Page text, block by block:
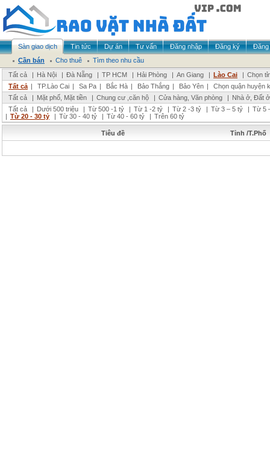
Sàn giao dịch Tin tức Dự án Tư vấn Đăng nhập Đăng ký
Đăng
Cần bán
Cho thuê
Tìm theo nhu cầu
Tất cả
| Hà Nội | Đà Nẵng | TP HCM | Hải Phòng | An Giang | Lào Cai | Chọn
Tất cả | TP.Lào Cai | Sa Pa | Bắc Hà | Bảo Thắng | Bảo Yên |
Chọn quận huyện
Tất cả
| Mặt phố, Mặt tiền | Chung cư ,căn hộ | Cửa hàng, Văn phòng | Nhà ở, Đất ở
Tất cả
| Dưới 500 triệu | Từ 500 -1 tỷ | Từ 1 -2 tỷ | Từ 2 -3 tỷ | Từ 3 – 5 tỷ | Từ 5
| Từ 20 - 30 tỷ | Từ 30 - 40 tỷ | Từ 40 - 60 tỷ | Trên 60 tỷ
Tiêu đề Tỉnh /T.Phố